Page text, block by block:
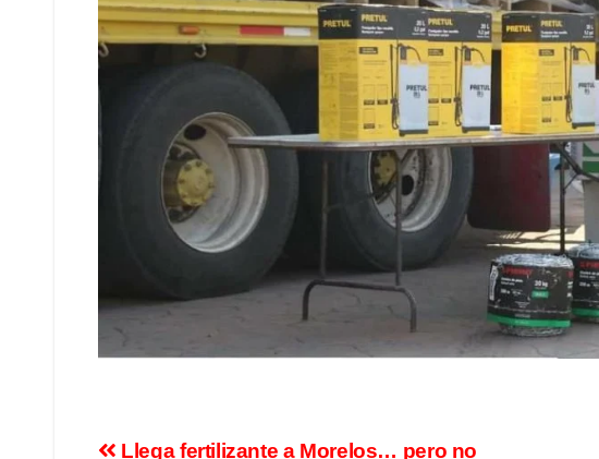
Llega fertilizante a Morelos… pero no